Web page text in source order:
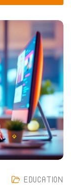
EDUCATION